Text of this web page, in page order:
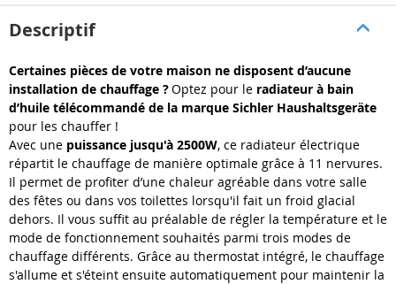
Descriptif
Certaines pièces de votre maison ne disposent d’aucune
installation de chauffage ?Optez pour le radiateur à bain
d’huile télécommandé de la marque Sichler Haushaltsgeräte
pour les chauffer !
Avec une puissance jusqu'à 2500W, ce radiateur électrique
répartit le chauffage de manière optimale grâce à 11 nervures.
Il permet de profiter d’une chaleur agréable dans votre salle
des fêtes ou dans vos toilettes lorsqu'il fait un froid glacial
dehors. Il vous suffit au préalable de régler la température et le
mode de fonctionnement souhaités parmi trois modes de
chauffage différents. Grâce au thermostat intégré, le chauffage
s'allume et s'éteint ensuite automatiquement pour maintenir la